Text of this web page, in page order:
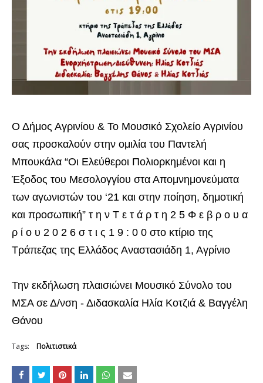
Ο Δήμος Αγρινίου & Το Μουσικό Σχολείο Αγρινίου
σας προσκαλούν στην ομιλία του Παντελή
Μπουκάλα “Οι Ελεύθεροι Πολιορκημένοι και η
Έξοδος του Μεσολογγίου στα Απομνημονεύματα
των αγωνιστών του ‘21 και στην ποίηση, δημοτική
και προσωπική” τ η ν Τ ε τ ά ρ τ η 2 5 Φ ε β ρ ο υ α
ρ ί ο υ 2 0 2 6 σ τ ι ς 1 9 : 0 0 στο κτίριο της
Τράπεζας της Ελλάδος Αναστασιάδη 1, Αγρίνιο
Την εκδήλωση πλαισιώνει Μουσικό Σύνολο του
ΜΣΑ σε Δ/νση - Διδασκαλία Ηλία Κοτζιά & Βαγγέλη
Θάνου
Tags: Πολιτιστικά